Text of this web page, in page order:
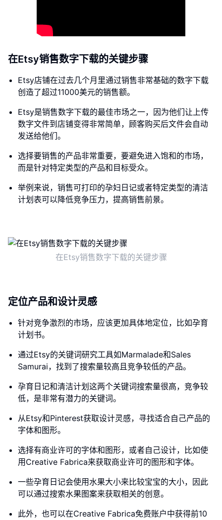
在Etsy销售数字下载的关键步骤
Etsy店铺在过去几个月里通过销售非常基础的数字下载
创造了超过11000美元的销售额。
Etsy是销售数字下载的最佳市场之一，因为他们让上传
数字文件到店铺变得非常简单，顾客购买后文件会自动
发送给他们。
选择要销售的产品非常重要，要避免进入饱和的市场，
而是针对特定类型的产品和目标受众。
举例来说，销售可打印的孕妇日记或者特定类型的清洁
计划表可以降低竞争压力，提高销售前景。
在Etsy销售数字下载的关键步骤
定位产品和设计灵感
针对竞争激烈的市场，应该更加具体地定位，比如孕育
计划书。
通过Etsy的关键词研究工具如Marmalade和Sales
Samurai，找到了搜索量较高且竞争较低的产品。
孕育日记和清洁计划这两个关键词搜索量很高，竞争较
低，是非常有潜力的关键词。
从Etsy和Pinterest获取设计灵感，寻找适合自己产品的
字体和图形。
选择有商业许可的字体和图形，或者自己设计，比如使
用Creative Fabrica来获取商业许可的图形和字体。
一些孕育日记会使用水果大小来比较宝宝的大小，因此
可以通过搜索水果图案来获取相关的创意。
此外，也可以在Creative Fabrica免费账户中获得前10